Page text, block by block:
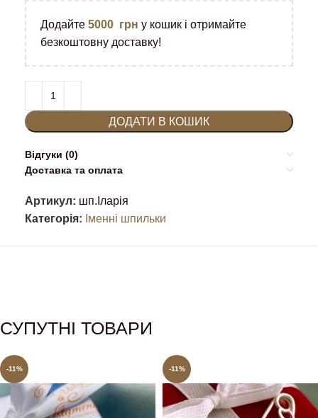
Додайте 5000 грн у кошик і отримайте
безкоштовну доставку!
ДОДАТИ В КОШИК
Відгуки (0)
Доставка та оплата
Артикул: шп.Іларія
Категорія: Іменні шпильки
СУПУТНІ ТОВАРИ
-11% -11%